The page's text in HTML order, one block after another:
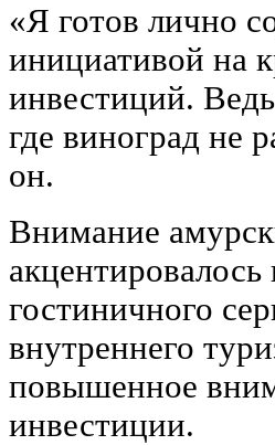
«Я готов лично
инициативой на
инвестиций.
где виноград не
он.
Внимание
гостиничного
внутреннего
повышенное
инвестиции.